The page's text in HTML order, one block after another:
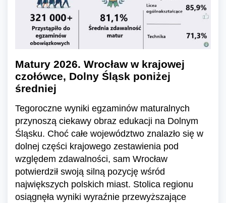
Matury 2026. Wrocław w krajowej
czołówce, Dolny Śląsk poniżej
średniej
Tegoroczne wyniki egzaminów maturalnych
przynoszą ciekawy obraz edukacji na Dolnym
Śląsku. Choć całe województwo znalazło się w
dolnej części krajowego zestawienia pod
względem zdawalności, sam Wrocław
potwierdził swoją silną pozycję wśród
największych polskich miast. Stolica regionu
osiągnęła wyniki wyraźnie przewyższające